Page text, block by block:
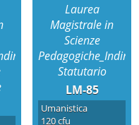
Laurea
Magistrale in
Scienze
Pedagogiche_Indirizzo
Statutario
LM-85
Umanistica
120 cfu